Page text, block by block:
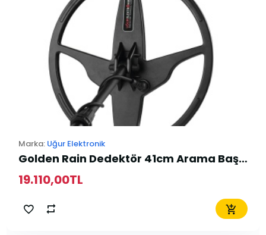
Marka: Uğur Elektronik
Golden Rain Dedektör 41cm Arama Başlığı
19.110,00TL